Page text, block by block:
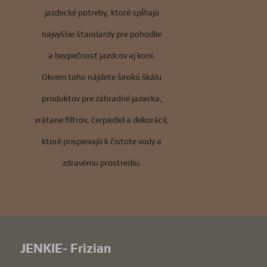
jazdecké potreby, ktoré spĺňajú
najvyššie štandardy pre pohodlie
a bezpečnosť jazdcov aj koní.
Okrem toho nájdete širokú škálu
produktov pre záhradné jazierka,
vrátane filtrov, čerpadiel a dekorácií,
ktoré prispievajú k čistote vody a
zdravému prostrediu.
JENKIE- Frizian